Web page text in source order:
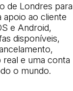
de Londres para
apoio ao cliente
e Android,
disponíveis,
e uma conta
o mundo.